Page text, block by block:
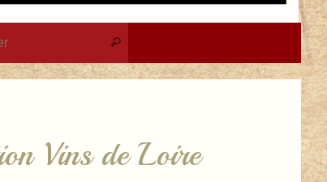
Rechercher
Vins de Loire